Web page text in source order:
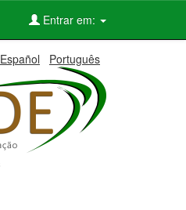
Entrar em:
Español Português